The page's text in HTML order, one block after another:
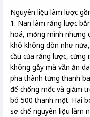
Nguyên liệu làm lược
1. Nan làm răng lược
hoá, mỏng mình nhưng
khô không dòn như
cầu của răng lược,
không gẫy mà vẫn ăn
pha thành từng thanh
để chống mốc và giảm
bó 500 thanh một. Hai
sơ chế nguyên liệu làm